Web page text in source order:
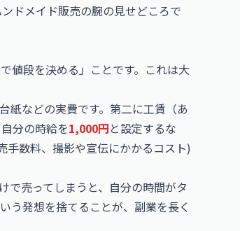
ドメイド販売の腕の見せどころで
値段を決める」ことです。これは大
紙などの実費です。第二に工賃（あ
分の時給を1,000円と設定するな
手数料、撮影や宣伝にかかるコスト)
で売ってしまうと、自分の時間がタ
う発想を捨てることが、副業を長く